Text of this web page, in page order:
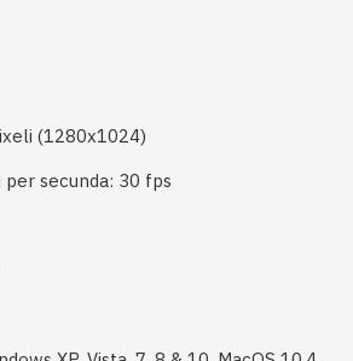
(1280x1024)
secunda: 30 fps